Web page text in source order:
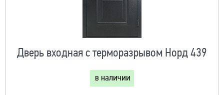
Дверь входная с терморазрывом Норд 439
в наличии